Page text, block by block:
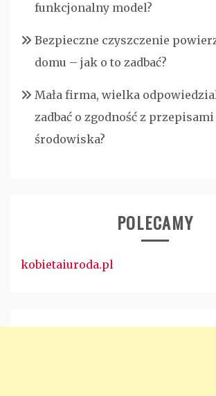
funkcjonalny model?
Bezpieczne czyszczenie
domu – jak o to zadbać?
Mała firma, wielka
zadbać o zgodność z
środowiska?
POLECAMY
kobietaiuroda.pl